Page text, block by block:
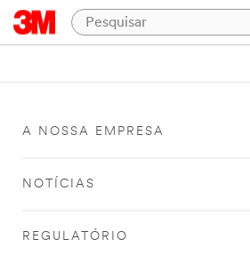
A NOSSA EMPRESA
NOTÍCIAS
REGULATÓRIO